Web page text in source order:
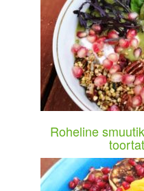
Roheline